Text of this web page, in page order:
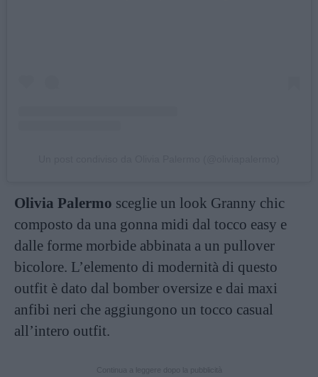
Olivia Palermo sceglie un look Granny chic
composto da una gonna midi dal tocco easy e
dalle forme morbide abbinata a un pullover
bicolore. L’elemento di modernità di questo
outfit è dato dal bomber oversize e dai maxi
anfibi neri che aggiungono un tocco casual
all’intero outfit.